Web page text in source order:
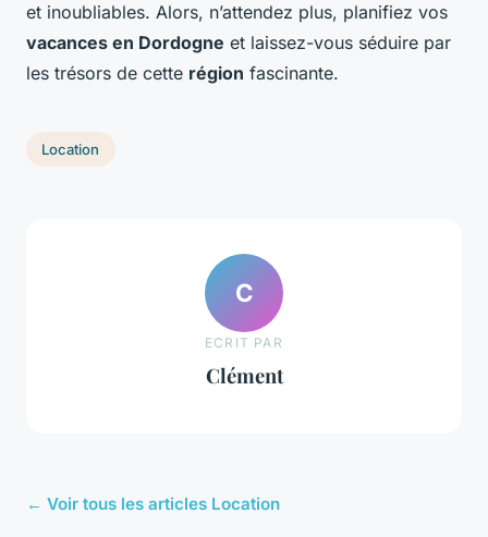
et inoubliables. Alors, n’attendez plus, planifiez vos
vacances en Dordogne et laissez-vous séduire par
les trésors de cette région fascinante.
Location
C
ECRIT PAR
Clément
← Voir tous les articles Location